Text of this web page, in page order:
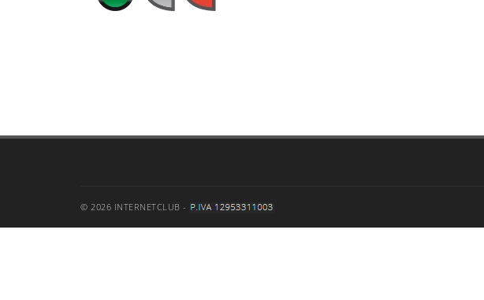
© 2026 INTERNETCLUB -